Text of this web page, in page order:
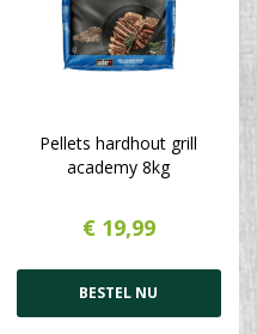
Pellets hardhout grill
academy 8kg
€ 19,99
BESTEL NU